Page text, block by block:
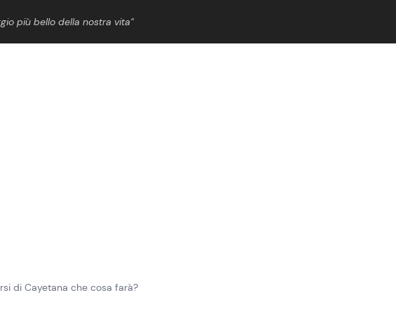
più bello della nostra vita”
di Cayetana che cosa farà?